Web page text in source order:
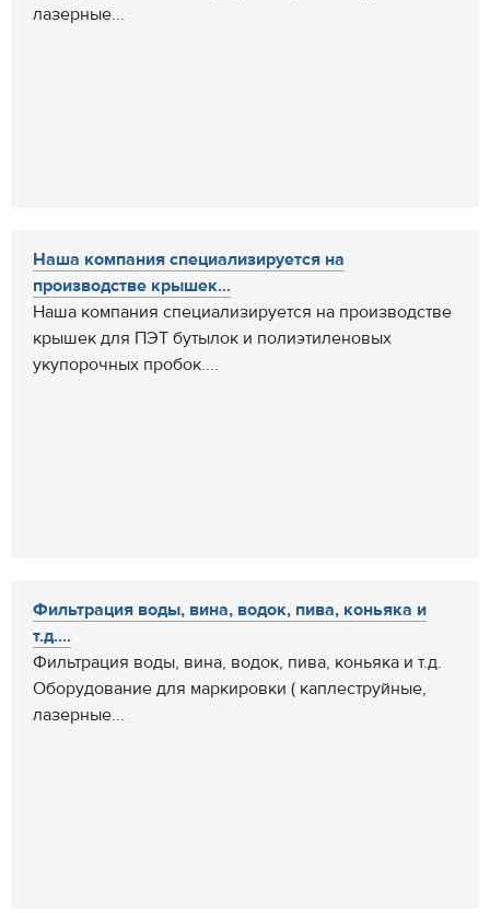
лазерные...
Наша компания специализируется на
производстве крышек...
Наша компания специализируется на производстве
крышек для ПЭТ бутылок и полиэтиленовых
укупорочных пробок....
Фильтрация воды, вина, водок, пива, коньяка и
т.д....
Фильтрация воды, вина, водок, пива, коньяка и т.д.
Оборудование для маркировки ( каплеструйные,
лазерные...